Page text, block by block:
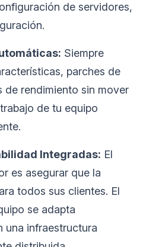
de servidores,
Siempre
parches de
de rendimiento sin mover
de tu equipo
Integradas: El
es asegurar que la
todos sus clientes. El
se adapta
una infraestructura